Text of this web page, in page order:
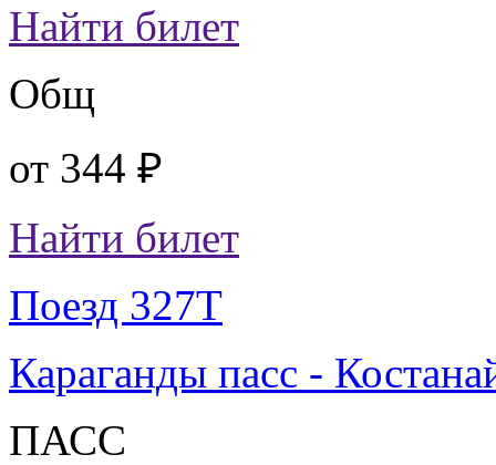
Найти билет
Общ
от 344 ₽
Найти билет
Поезд 327Т
Караганды пасс -
ПАСС